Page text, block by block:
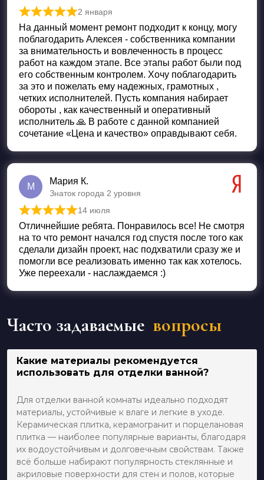
Оценка 5из 5
2 января
На данный момент ремонт подходит к концу, могу
поблагодарить Алексея - собственника компании
за внимательность и вовлеченность в процесс
работ на каждом этапе. Все этапы работ были под
его собственным контролем. Хочу поблагодарить
за это и пожелать ему надежных, грамотных ,
четких исполнителей. Пусть компания набирает
обороты , как качественный и оперативный
исполнитель 🙏 В работе с данной компанией
сочетание «Цена и качество» оправдывают себя.
М
Мария К.
Знаток города 2 уровня
Оценка 5 из 5
14 июля
Отличнейшие ребята. Понравилось все! Не смотря
на то что ремонт начался год спустя после того как
сделали дизайн проект, нас подхватили сразу же и
помогли все реализовать именно так как хотелось.
Уже переехали - наслаждаемся :)
Часто задаваемые вопросы
Какие материалы рекомендуется
использовать для отделки ванной?
Для отделки ванной комнаты идеально подходят
материалы, устойчивые к влаге и легкие в уходе.
Керамическая плитка, керамогранит и порцелановая
плитка — наиболее популярные варианты, благодаря
их водоустойчивым и долговечным свойствам. Также
всё больше набирают популярность стеклянные и
акриловые поверхности для стен и полов, которые